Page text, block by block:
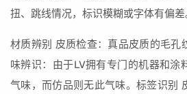
扭、跳线情况，标识模糊或字体有偏差
材质辨别 皮质检查：真品皮质的毛孔
味辨识：由于LV拥有专门的机器和涂
气味，而仿品则无此气味。标签识别